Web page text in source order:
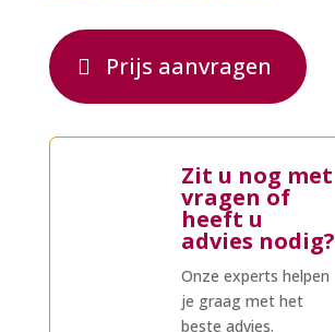
Prijs aanvragen
Zit u nog met
vragen of
heeft u
advies nodig?
Onze experts helpen
je graag met het
beste advies.